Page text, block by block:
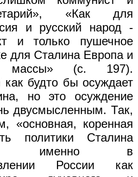
«Как для
и русский народ -
и только пушечное
для Сталина Европа и
массы» (с. 197).
как будто бы осуждает
но это осуждение
двусмысленным. Так,
«основная, коренная
политики Сталина
именно в
России как